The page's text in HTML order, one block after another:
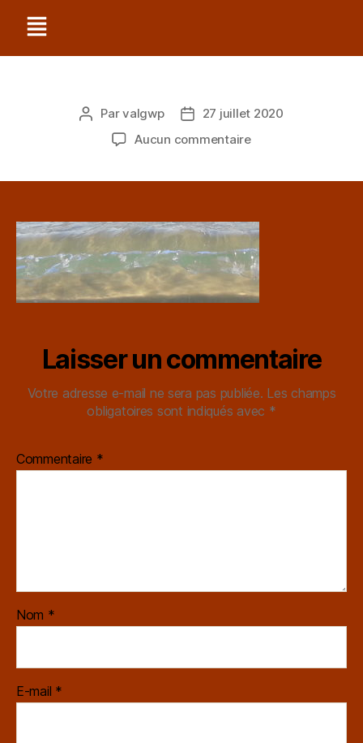
Parvalgwp
27 juillet 2020
Aucun commentaire
Laisser un commentaire
Votre adresse e-mail ne sera pas publiée. Les champs
obligatoires sont indiqués avec *
Commentaire *
Nom *
E-mail *